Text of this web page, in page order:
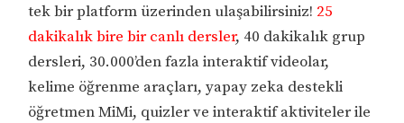
tek bir platform üzerinden ulaşabilirsiniz! 25
dakikalık bire bir canlı dersler, 40 dakikalık grup
dersleri, 30.000’den fazla interaktif videolar,
kelime öğrenme araçları, yapay zeka destekli
öğretmen MiMi, quizler ve interaktif aktiviteler ile